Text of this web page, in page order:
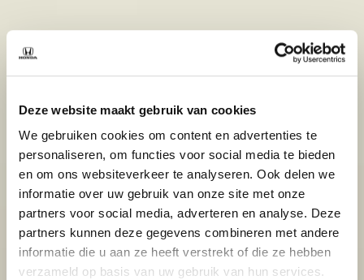
Deze website maakt gebruik van cookies
We gebruiken cookies om content en advertenties te
personaliseren, om functies voor social media te bieden
en om ons websiteverkeer te analyseren. Ook delen we
informatie over uw gebruik van onze site met onze
partners voor social media, adverteren en analyse. Deze
partners kunnen deze gegevens combineren met andere
informatie die u aan ze heeft verstrekt of die ze hebben
verzameld op basis van uw gebruik van hun services.